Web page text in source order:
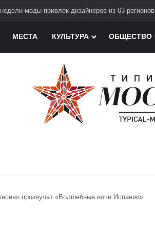
моды привлек дизайнеров из 63 регионов
МЕСТА КУЛЬТУРА ОБЩЕСТВО
прозвучат «Волшебные ночи Испании»